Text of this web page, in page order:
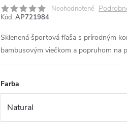
Neohodnotené
Kód: AP721984
Sklenená športová fľaša s prírodným
bambusovým viečkom a popruhom na
Farba